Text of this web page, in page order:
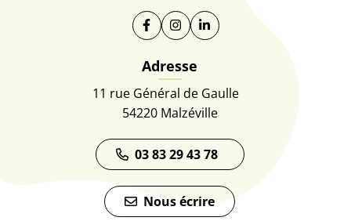
Facebook
(ouverture dans un nouvel onglet)
Instagram
(ouverture dans un nouvel
Linkedin
(ouverture dans un
Adresse
11 rue Général de Gaulle
54220 Malzéville
03 83 29 43 78
Nous écrire